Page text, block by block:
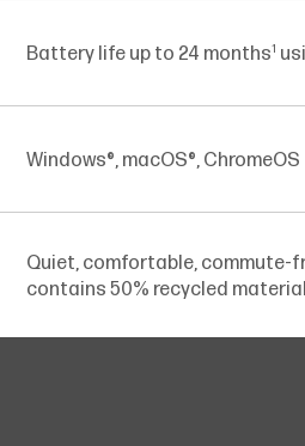
Battery life up to 24 months1
Windows®, macOS®, ChromeOS
Quiet, comfortable, commute-
contains 50% recycled